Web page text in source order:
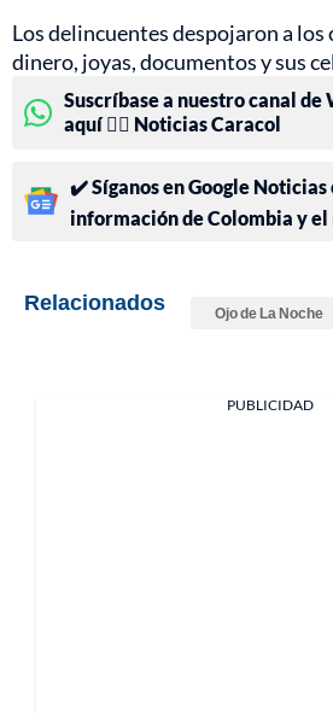
Los delincuentes despojaron a los
dinero, joyas, documentos y sus
Suscríbase a nuestro canal de
aquí 👉🏻 Noticias Caracol
✔️ Síganos en Google Noticias
información de Colombia y el
Relacionados Ojo de La Noche
PUBLICIDAD